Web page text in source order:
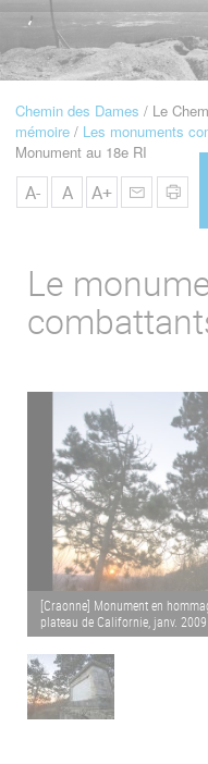
Navigation
Fil
d'Ariane
Chemin des Dames Le
mémoire
Les monuments
Monument au 18e RI
A- A A+
Le
[Craonne] Monument en
plateau de Californie, janv. 2009